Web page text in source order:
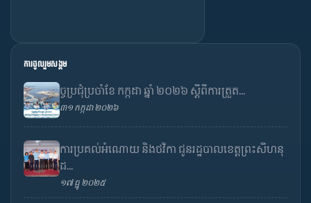
ការចូលរួមសង្គម
ច្ចប្រជុំប្រចាំខែ កក្កដា ឆ្នាំ ២០២៦ ស្តីពីការត្រួត...
៣១ កក្កដា ២០២៦
ការប្រគល់អំណោយ និងថវិកា ជូនរដ្ឋបាលខេត្តព្រះសីហនុ
ដ...
១៧ ធ្នូ ២០២៥